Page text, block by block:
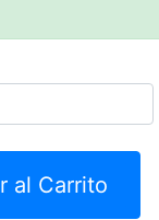
al Carrito